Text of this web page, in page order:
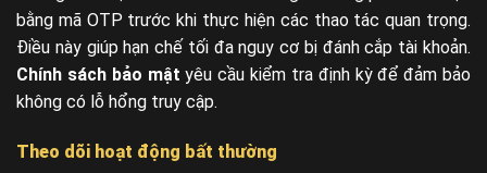
bằng mã OTP trước khi thực hiện các thao tác quan trọng.
Điều này giúp hạn chế tối đa nguy cơ bị đánh cắp tài khoản.
Chính sách bảo mật yêu cầu kiểm tra định kỳ để đảm bảo
không có lỗ hổng truy cập.
Theo dõi hoạt động bất thường